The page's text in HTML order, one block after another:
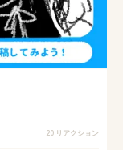
20 リアクション